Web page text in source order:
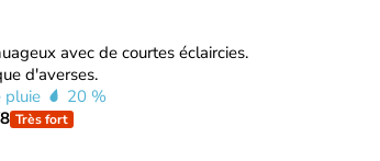
avec de courtes éclaircies.
d'averses.
pluie
20 %
8 Très fort